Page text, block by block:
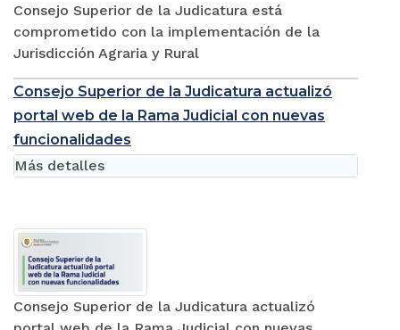
Consejo Superior de la Judicatura está
comprometido con la implementación de la
Jurisdicción Agraria y Rural
Consejo Superior de la Judicatura actualizó
portal web de la Rama Judicial con nuevas
funcionalidades
Consejo Superior de la Judicatura actualizó
Más detalles